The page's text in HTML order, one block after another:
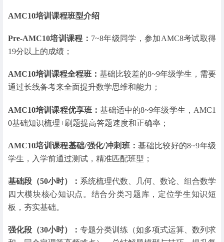
AMC10培训课程班型介绍
Pre-AMC10培训课程： 7~8年级同学，参加AMC8考试取得
19分以上的成绩；
AMC10培训课程全程班： 基础比较差的8~9年级学生，需要
通过长线备考来全面提升数学思维和能力；
AMC10培训课程优享班：基础适中的8~9年级学生，AMC1
0基础知识梳理+刷题提高答题速度和正确率；
AMC10培训课程基础/强化/冲刺班：基础比较好的8~9年级
学生，入学前通过测试，精准匹配班型；
基础段（50小时）： 系统梳理代数、几何、数论、组合数学
四大模块核心知识点。结合分类习题库，定位学生知识短
板，夯实基础。
强化段（30小时）： 专题分类训练（如多项式运算、数列求